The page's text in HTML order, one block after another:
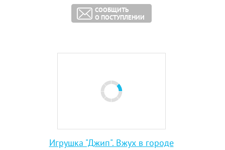
СООБЩИТЬ
О ПОСТУПЛЕНИИ
Игрушка "Джип". Вжух в городе